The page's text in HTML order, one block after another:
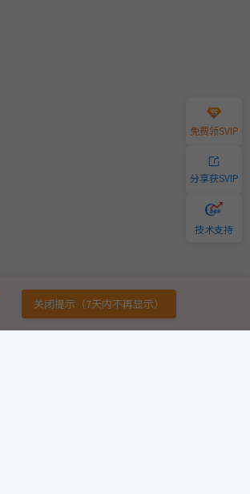
免费领SVIP
分享获SVIP
技术支持
关闭提示（7天内不再显示）